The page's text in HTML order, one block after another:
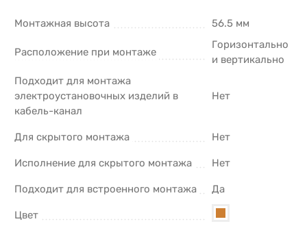
Монтажная высота 56.5 мм
Расположение при монтаже
Горизонтально
и вертикально
Подходит для монтажа
электроустановочных изделий в
кабель-канал
Нет
Для скрытого монтажа Нет
Исполнение для скрытого монтажа Нет
Подходит для встроенного монтажа Да
Цвет